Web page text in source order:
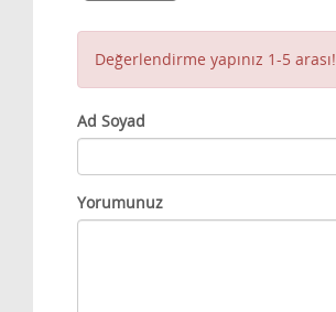
Değerlendirme yapınız 1-5 arası!
Ad Soyad
Yorumunuz